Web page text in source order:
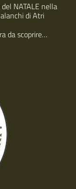
NATALE nella
di Atri
da scoprire…